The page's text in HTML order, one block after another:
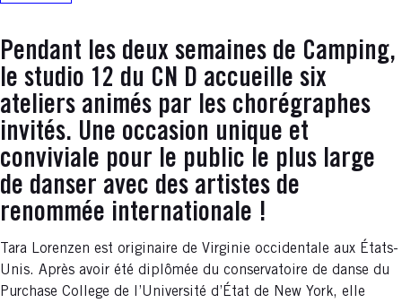
Pendant les deux semaines de Camping,
le studio 12 du CN D accueille six
ateliers animés par les chorégraphes
invités. Une occasion unique et
conviviale pour le public le plus large
de danser avec des artistes de
renommée internationale !
Tara Lorenzen est originaire de Virginie occidentale aux États-
Unis. Après avoir été diplômée du conservatoire de danse du
Purchase College de l’Université d’État de New York, elle